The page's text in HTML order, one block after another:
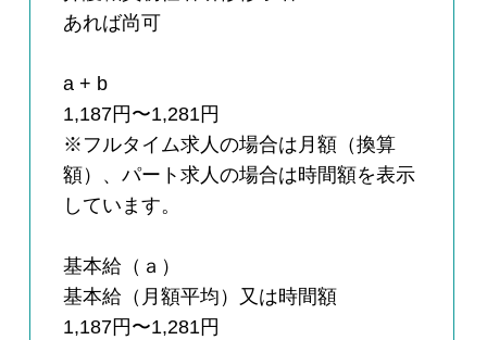
あれば尚可
a + b
1,187円〜1,281円
※フルタイム求人の場合は月額（換算
額）、パート求人の場合は時間額を表示
しています。
基本給（ａ）
基本給（月額平均）又は時間額
1,187円〜1,281円